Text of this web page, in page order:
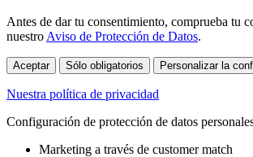
Antes de dar tu consentimiento, comprueba tu
nuestro Aviso de Protección de Datos.
Aceptar Sólo obligatorios Personalizar la
Nuestra política de privacidad
Configuración de protección de datos
Marketing a través de customer match